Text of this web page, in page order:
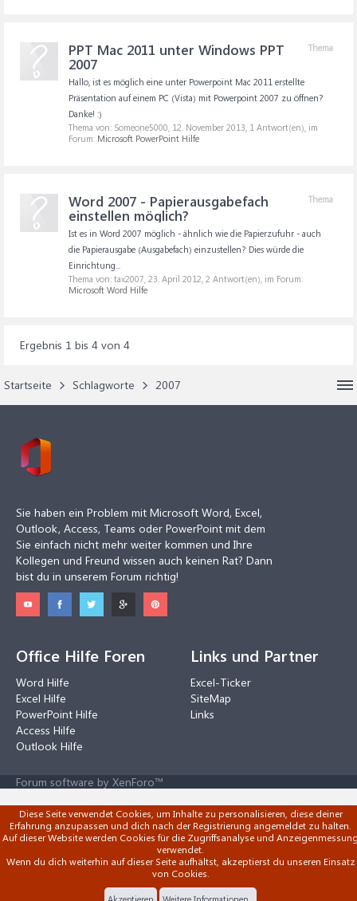
Thema
PPT Mac 2011 unter Windows PPT
2007
Hallo, ist es möglich eine unter Powerpoint Mac 2011 erstellte
Präsentation auf einem PC (Vista) mit Powerpoint 2007 zu öffnen?
Danke! :)
Thema von: Someone5000, 12. November 2013, 1 Antwort(en), im
Forum: Microsoft PowerPoint Hilfe
Thema
Word 2007 - Papierausgabefach
einstellen möglich?
Ist es in Word 2007 möglich - ähnlich wie die Papierzufuhr - auch
die Papierausgabe (Ausgabefach) einzustellen? Dies würde die
Einrichtung...
Thema von: tax2007, 23. April 2012, 2 Antwort(en), im Forum:
Microsoft Word Hilfe
Ergebnis 1 bis 4 von 4
Startseite Schlagworte 2007
Sie haben ein Problem mit Microsoft Word, Excel,
Outlook, Access, Teams oder PowerPoint mit dem
Sie einfach nicht mehr weiter kommen und Ihre
Kollegen und Freund wissen auch keinen Rat? Dann
bist du in unserem Forum richtig!
Office Hilfe Foren
Word Hilfe
Excel Hilfe
PowerPoint Hilfe
Access Hilfe
Outlook Hilfe
Links und Partner
Excel-Ticker
SiteMap
Links
Forum software by XenForo™
Diese Seite verwendet Cookies, um Inhalte zu personalisieren, diese deiner
Erfahrung anzupassen und dich nach der Registrierung angemeldet zu halten.
Auf dieser Website werden Cookies für die Zugriffsanalyse und
verwendet.
Wenn du dich weiterhin auf dieser Seite aufhältst, akzeptierst du unseren Einsatz
von Cookies.